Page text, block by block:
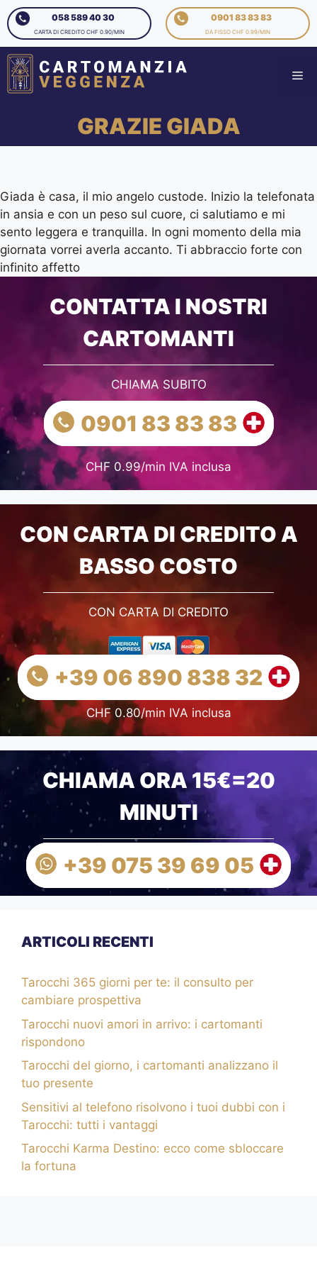
058 589 40 30
CARTA DI CREDITO CHF 0.90/MIN
0901 83 83 83
DA FISSO CHF 0.99/MIN
GRAZIE GIADA
Giada è casa, il mio angelo custode. Inizio la telefonata
in ansia e con un peso sul cuore, ci salutiamo e mi
sento leggera e tranquilla. In ogni momento della mia
giornata vorrei averla accanto. Ti abbraccio forte con
infinito affetto
CONTATTA I NOSTRI
CARTOMANTI
CHIAMA SUBITO
0901 83 83 83
CHF 0.99/min IVA inclusa
CON CARTA DI CREDITO A
BASSO COSTO
CON CARTA DI CREDITO
+39 06 890 838 32
CHF 0.80/min IVA inclusa
CHIAMA ORA 15€=20
MINUTI
+39 075 39 69 05
ARTICOLI RECENTI
Tarocchi 365 giorni per te: il consulto per
cambiare prospettiva
Tarocchi nuovi amori in arrivo: i cartomanti
rispondono
Tarocchi del giorno, i cartomanti analizzano il
tuo presente
Sensitivi al telefono risolvono i tuoi dubbi con i
Tarocchi: tutti i vantaggi
Tarocchi Karma Destino: ecco come sbloccare
la fortuna